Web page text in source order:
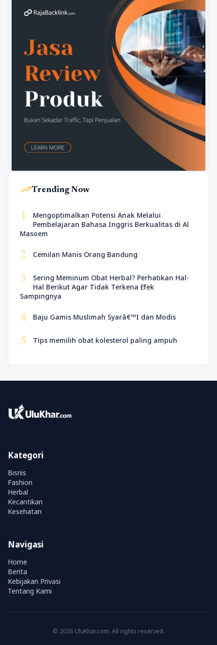
trending_upTrending Now
1
Mengoptimalkan Potensi Anak Melalui
Pembelajaran Bahasa Inggris Berkualitas di Al
Masoem
2 Cemilan Manis Orang Bandung
3
Sering Meminum Obat Herbal? Perhatikan Hal-
Hal Berikut Agar Tidak Terkena Efek
Sampingnya
4 Baju Gamis Muslimah Syarâ€™I dan Modis
5 Tips memilih obat kolesterol paling ampuh
Kategori
Bisnis
Fashion
Herbal
Kecantikan
Kesehatan
Navigasi
Home
Berita
Kebijakan Privasi
Tentang Kami
© 2026 UluKhar.com. All rights reserved.